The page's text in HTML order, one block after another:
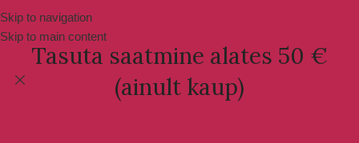
Skip to navigation
Skip to main content
Tasuta saatmine alates 50 €
(ainult kaup)